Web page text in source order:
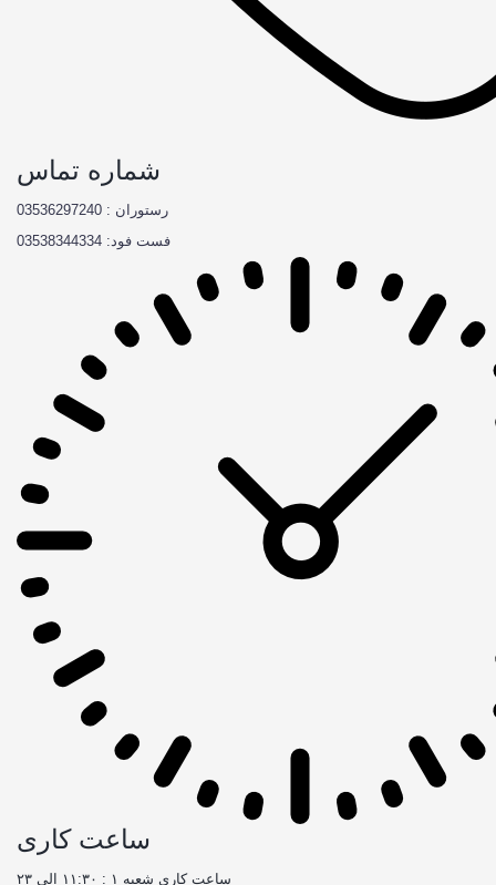
شماره تماس
رستوران : 03536297240
فست فود: 03538344334
ساعت کاری
ساعت کاری شعبه ۱ : ۱۱:۳۰ الی ۲۳